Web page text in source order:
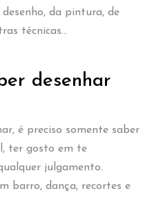
da pintura, de
técnicas…
desenhar
é preciso somente saber
ter gosto em te
julgamento.
barro, dança, recortes e